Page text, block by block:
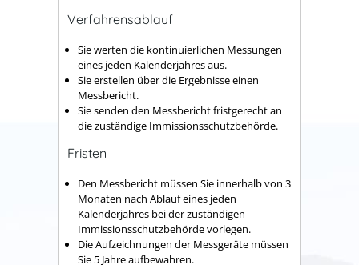
Verfahrensablauf
Sie werten die kontinuierlichen Messungen
eines jeden Kalenderjahres aus.
Sie erstellen über die Ergebnisse einen
Messbericht.
Sie senden den Messbericht fristgerecht an
die zuständige Immissionsschutzbehörde.
Fristen
Den Messbericht müssen Sie innerhalb von 3
Monaten nach Ablauf eines jeden
Kalenderjahres bei der zuständigen
Immissionsschutzbehörde vorlegen.
Die Aufzeichnungen der Messgeräte müssen
Sie 5 Jahre aufbewahren.